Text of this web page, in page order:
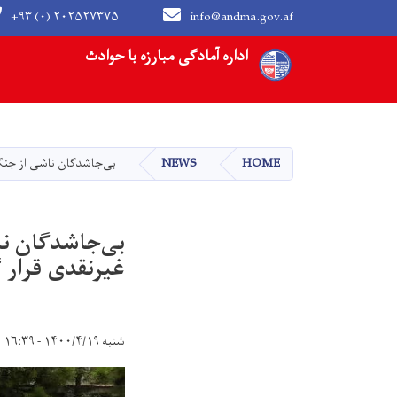
اداره آمادگی مبارزه با حوادث
info@andma.gov.af +۹۳ (۰) ۲۰۲۵۲۷۳۷۵
Main navigation
HOME
NEWS بی‌جاشدگان ناشی از
بی‌جاشدگان
غیرنقدی
شنبه ۱۴۰۰/۴/۱۹ - ۱۶:۳۹